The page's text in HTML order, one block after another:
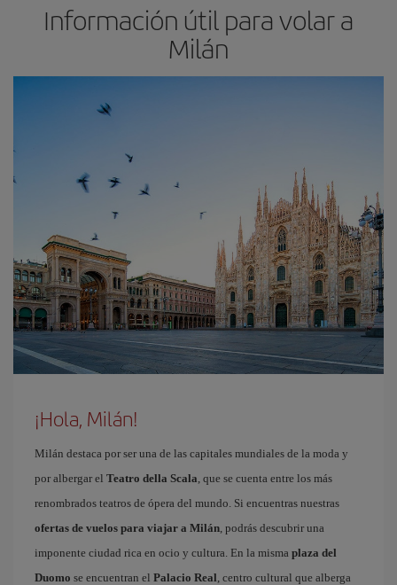
Información útil para volar a
Milán
¡Hola, Milán!
Milán destaca por ser una de las capitales mundiales de la moda y
por albergar el Teatro della Scala, que se cuenta entre los más
renombrados teatros de ópera del mundo. Si encuentras nuestras
ofertas de vuelos para viajar a Milán, podrás descubrir una
imponente ciudad rica en ocio y cultura. En la misma plaza del
Duomo se encuentran el Palacio Real, centro cultural que alberga